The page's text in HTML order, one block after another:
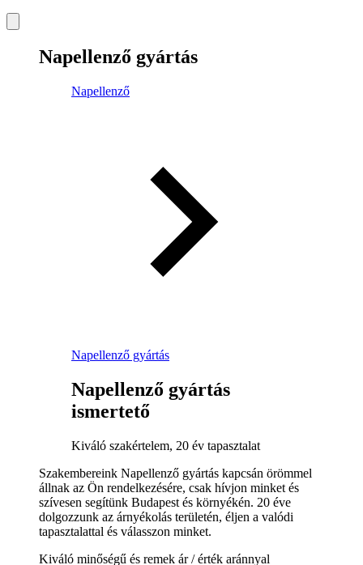
Napellenző gyártás
Napellenző
Napellenző gyártás
Napellenző gyártás
ismertető
Kiváló szakértelem, 20 év tapasztalat
Szakembereink Napellenző gyártás kapcsán örömmel
állnak az Ön rendelkezésére, csak hívjon minket és
szívesen segítünk Budapest és környékén. 20 éve
dolgozzunk az árnyékolás területén, éljen a valódi
tapasztalattal és válasszon minket.
Kiváló minőségű és remek ár / érték aránnyal